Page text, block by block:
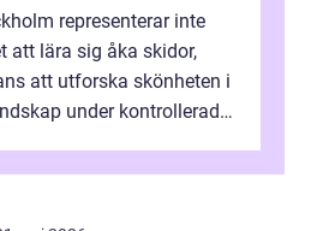
representerar inte
att lära sig åka skidor,
att utforska skönheten i
under kontrollerade